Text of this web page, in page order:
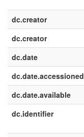
dc.creator
dc.creator
dc.date
dc.date.accessioned
dc.date.available
dc.identifier